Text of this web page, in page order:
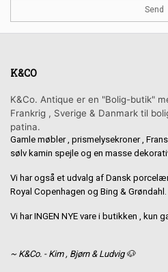
K&CO
K&Co. Antique er en "Bolig-butik"
Frankrig , Sverige & Danmark til
patina.
Gamle møbler , prismelysekroner ,
sølv kamin spejle og en masse
Vi har også et udvalg af Dansk
Royal Copenhagen og Bing & Grøndahl.
Vi har INGEN NYE vare i butikken , kun
~ K&Co. - Kim , Bjørn & Ludvig 🐶